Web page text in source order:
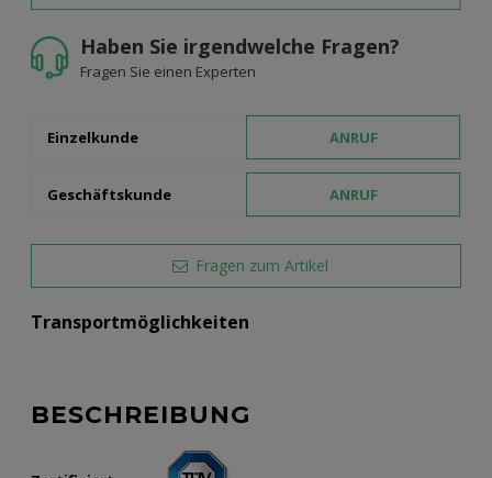
Haben Sie irgendwelche Fragen?
Fragen Sie einen Experten
Einzelkunde ANRUF
Geschäftskunde ANRUF
Fragen zum Artikel
Transportmöglichkeiten
BESCHREIBUNG